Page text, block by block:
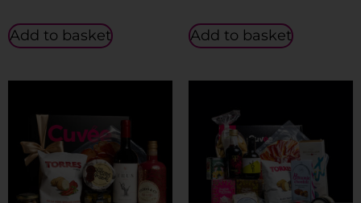
Add to basket Add to basket